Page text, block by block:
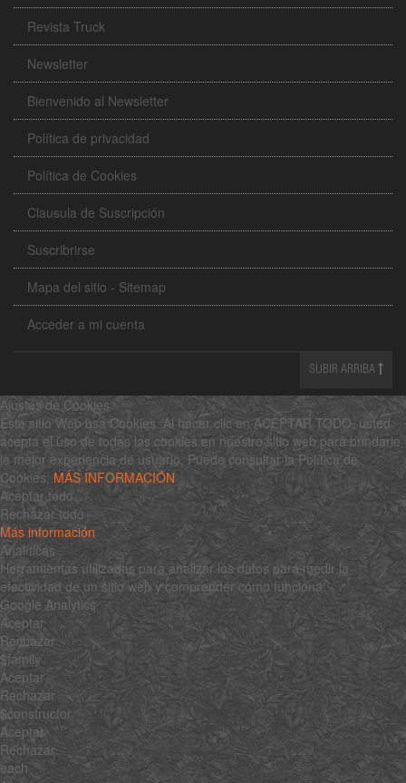
Revista Truck
Newsletter
Bienvenido al Newsletter
Política de privacidad
Política de Cookies
Clausula de Suscripción
Suscribrirse
Mapa del sitio - Sitemap
Acceder a mi cuenta
SUBIR ARRIBA
Ajustes de Cookies
Este sitio Web usa Cookies. Al hacer clic en ACEPTAR TODO, usted
acepta el uso de todas las cookies en nuestro sitio web para brindarle
la mejor experiencia de usuario. Puede consultar la Política de
Cookies: MÁS INFORMACIÓN
Aceptar todo
Rechazar todo
Más información
Analíticas
Herramientas utilizadas para analizar los datos para medir la
efectividad de un sitio web y comprender cómo funciona.
Google Analytics
Aceptar
Rechazar
$family
Aceptar
Rechazar
$constructor
Aceptar
Rechazar
each